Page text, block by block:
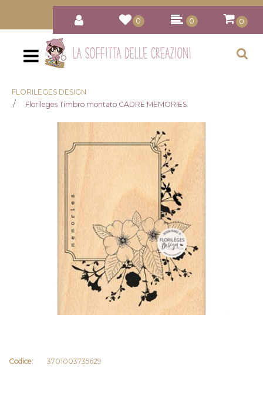
0 0 0
Open
FLORILEGES DESIGN
Florileges Timbro montato CADRE MEMORIES
Codice: 3701003735629